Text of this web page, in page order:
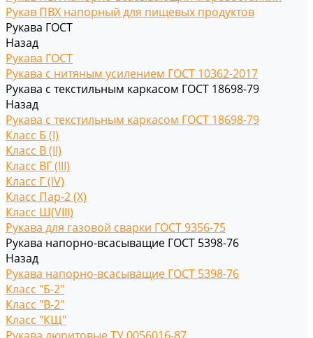
Рукав ПВХ напорный для пищевых продуктов
Рукава ГОСТ
Назад
Рукава ГОСТ
Рукава с нитяным усилением ГОСТ 10362-2017
Рукава с текстильным каркасом ГОСТ 18698-79
Назад
Рукава с текстильным каркасом ГОСТ 18698-79
Класс Б (I)
Класс В (II)
Класс ВГ (III)
Класс Г (IV)
Класс Пар-2 (X)
Класс Ш(VIII)
Рукава для газовой сварки ГОСТ 9356-75
Рукава напорно-всасыващие ГОСТ 5398-76
Назад
Рукава напорно-всасыващие ГОСТ 5398-76
Класс "Б-2"
Класс "В-2"
Класс "КЩ"